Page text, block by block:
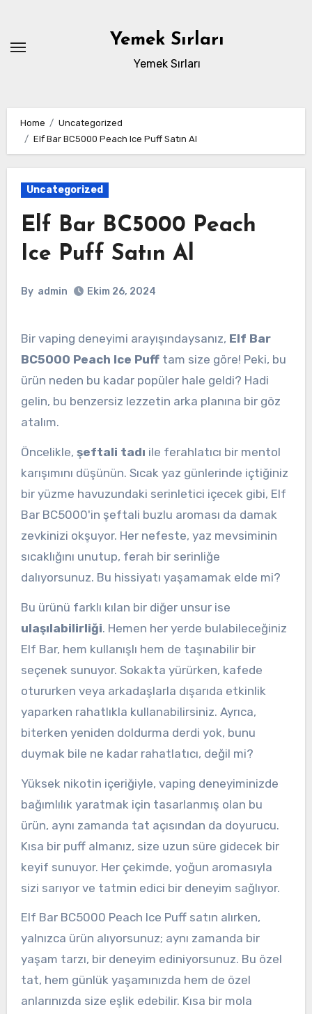
content
Yemek Sırları
Yemek Sırları
Home
Uncategorized
Elf Bar BC5000 Peach Ice Puff Satın Al
Uncategorized
Elf Bar BC5000 Peach
Ice Puff Satın Al
By admin Ekim 26, 2024
Bir vaping deneyimi arayışındaysanız, Elf Bar
BC5000 Peach Ice Pufftam size göre! Peki, bu
ürün neden bu kadar popüler hale geldi? Hadi
gelin, bu benzersiz lezzetin arka planına bir göz
atalım.
Öncelikle, şeftali tadı ile ferahlatıcı bir mentol
karışımını düşünün. Sıcak yaz günlerinde içtiğiniz
bir yüzme havuzundaki serinletici içecek gibi, Elf
Bar BC5000'in şeftali buzlu aroması da damak
zevkinizi okşuyor. Her nefeste, yaz mevsiminin
sıcaklığını unutup, ferah bir serinliğe
dalıyorsunuz. Bu hissiyatı yaşamamak elde mi?
Bu ürünü farklı kılan bir diğer unsur ise
ulaşılabilirliği. Hemen her yerde bulabileceğiniz
Elf Bar, hem kullanışlı hem de taşınabilir bir
seçenek sunuyor. Sokakta yürürken, kafede
otururken veya arkadaşlarla dışarıda etkinlik
yaparken rahatlıkla kullanabilirsiniz. Ayrıca,
biterken yeniden doldurma derdi yok, bunu
duymak bile ne kadar rahatlatıcı, değil mi?
Yüksek nikotin içeriğiyle, vaping deneyiminizde
bağımlılık yaratmak için tasarlanmış olan bu
ürün, aynı zamanda tat açısından da doyurucu.
Kısa bir puff almanız, size uzun süre gidecek bir
keyif sunuyor. Her çekimde, yoğun aromasıyla
sizi sarıyor ve tatmin edici bir deneyim sağlıyor.
Elf Bar BC5000 Peach Ice Puff satın alırken,
yalnızca ürün alıyorsunuz; aynı zamanda bir
yaşam tarzı, bir deneyim ediniyorsunuz. Bu özel
tat, hem günlük yaşamınızda hem de özel
anlarınızda size eşlik edebilir. Kısa bir mola